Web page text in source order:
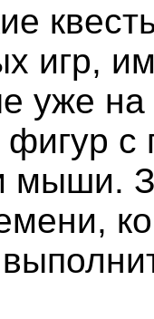
игр,
уже
фигур
мыши.